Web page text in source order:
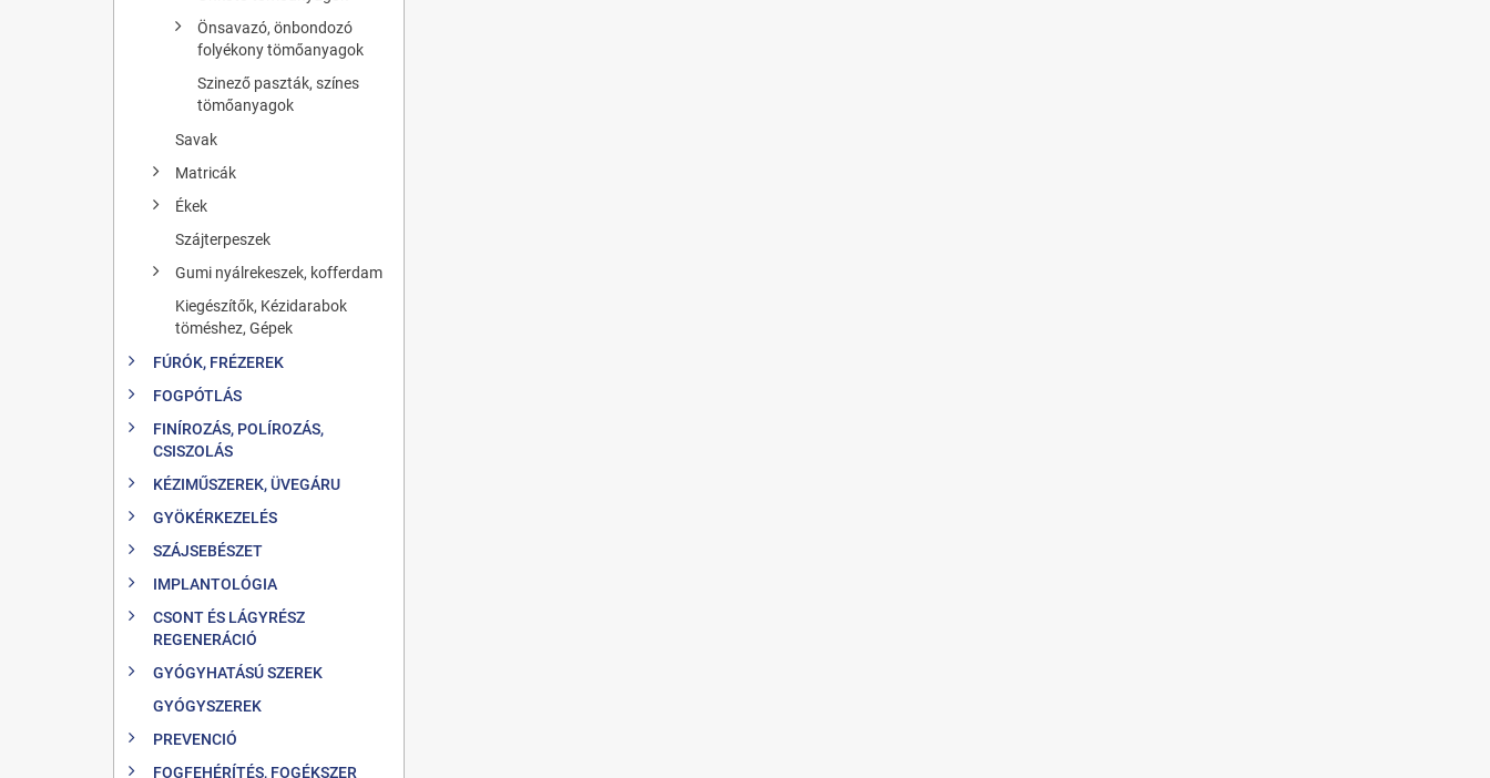
Önsavazó, önbondozó
folyékony tömőanyagok
Szinező paszták, színes
tömőanyagok
Savak
Matricák
Ékek
Szájterpeszek
Gumi nyálrekeszek, kofferdam
Kiegészítők, Kézidarabok
töméshez, Gépek
FÚRÓK, FRÉZEREK
FOGPÓTLÁS
FINÍROZÁS, POLÍROZÁS,
CSISZOLÁS
KÉZIMŰSZEREK, ÜVEGÁRU
GYÖKÉRKEZELÉS
SZÁJSEBÉSZET
IMPLANTOLÓGIA
CSONT ÉS LÁGYRÉSZ
REGENERÁCIÓ
GYÓGYHATÁSÚ SZEREK
GYÓGYSZEREK
PREVENCIÓ
FOGFEHÉRÍTÉS, FOGÉKSZER